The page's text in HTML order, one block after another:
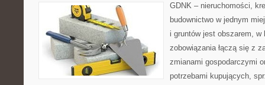
GDNK – nieruchomości,
budownictwo w jednym
i gruntów jest obszarem, w
zobowiązania łączą się z
zmianami gospodarczymi
potrzebami kupujących,